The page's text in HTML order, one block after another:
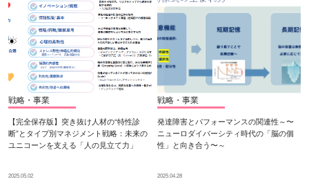
戦略・事業
【完全保存版】突き抜け人材の“特性診
断”とタイプ別マネジメント戦略：未来の
ユニコーンを支える「人の見立て力」
2025.05.02
戦略・事業
発達障害とパフォーマンスの関連性～〜
ニューロダイバーシティ時代の「脳の個
性」と向き合う〜～
2025.04.28